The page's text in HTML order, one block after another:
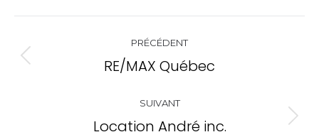
Navigation
de
commentaire
PRÉCÉDENT
Onglet
RE/MAX Québec
SUIVANT
Projets
Location André inc.